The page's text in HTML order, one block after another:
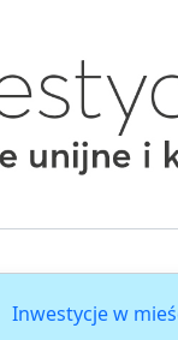
Inwestycje w